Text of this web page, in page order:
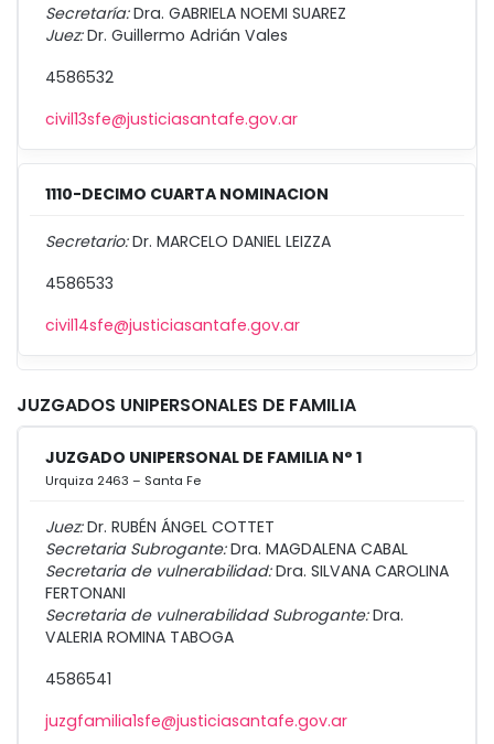
Secretaría:Dra. GABRIELA NOEMI SUAREZ
Juez:Dr. Guillermo Adrián Vales
4586532
civil13sfe@justiciasantafe.gov.ar
1110-DECIMO CUARTA NOMINACION
Secretario:Dr. MARCELO DANIEL LEIZZA
4586533
civil14sfe@justiciasantafe.gov.ar
JUZGADOS UNIPERSONALES DE FAMILIA
JUZGADO UNIPERSONAL DE FAMILIA N° 1
Urquiza 2463 – Santa Fe
Juez:Dr. RUBÉN ÁNGEL COTTET
Secretaria Subrogante:Dra. MAGDALENA CABAL
Secretaria de vulnerabilidad:Dra. SILVANA CAROLINA
FERTONANI
Secretaria de vulnerabilidad Subrogante:Dra.
VALERIA ROMINA TABOGA
4586541
juzgfamilia1sfe@justiciasantafe.gov.ar